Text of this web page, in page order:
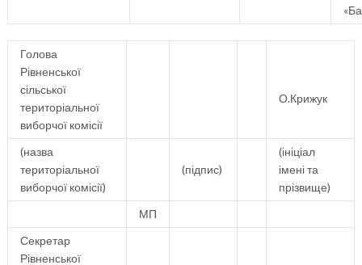
Голова
Рівненської
сільської
територіальної
виборчої комісії
О.Крижук
(назва
територіальної
виборчої комісії)
(підпис)
(ініціал
імені та
прізвище)
МП
Секретар
Рівненської